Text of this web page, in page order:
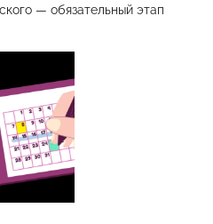
— обязательный этап